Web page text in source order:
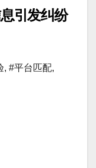
引发纠纷
, #平台匹配,